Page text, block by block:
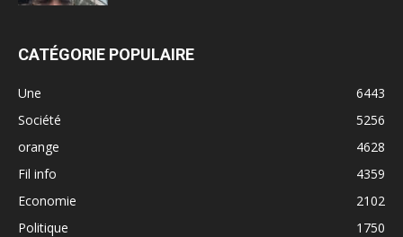
CATÉGORIE POPULAIRE
Une
6443
Société
5256
orange
4628
Fil info
4359
Economie
2102
Politique
1750